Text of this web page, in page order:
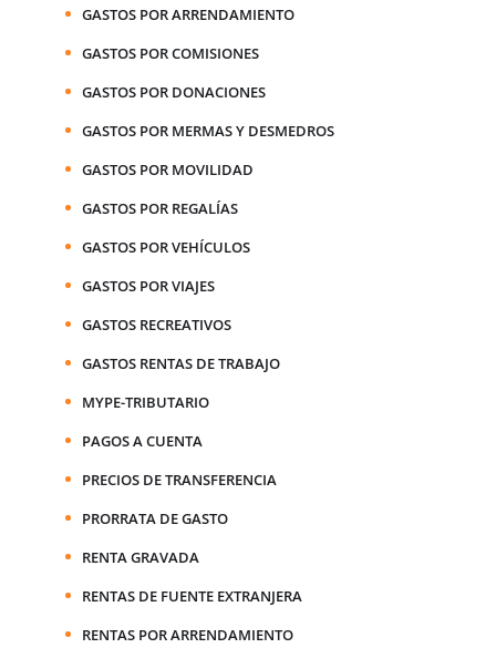
GASTOS POR ARRENDAMIENTO
GASTOS POR COMISIONES
GASTOS POR DONACIONES
GASTOS POR MERMAS Y DESMEDROS
GASTOS POR MOVILIDAD
GASTOS POR REGALÍAS
GASTOS POR VEHÍCULOS
GASTOS POR VIAJES
GASTOS RECREATIVOS
GASTOS RENTAS DE TRABAJO
MYPE-TRIBUTARIO
PAGOS A CUENTA
PRECIOS DE TRANSFERENCIA
PRORRATA DE GASTO
RENTA GRAVADA
RENTAS DE FUENTE EXTRANJERA
RENTAS POR ARRENDAMIENTO